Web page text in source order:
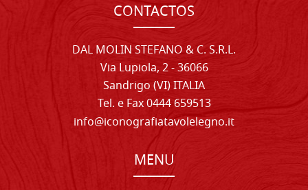
CONTACTOS
DAL MOLIN STEFANO & C. S.R.L.
Via Lupiola, 2 - 36066
Sandrigo (VI) ITALIA
Tel. e Fax 0444 659513
info@iconografiatavolelegno.it
MENU